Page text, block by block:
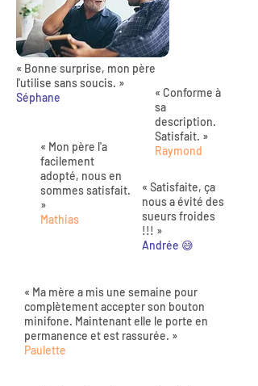
« Bonne surprise, mon père
l'utilise sans soucis. »
Séphane
« Mon père l'a
facilement
adopté, nous en
sommes satisfait.
»
Mathias
« Conforme à
sa
description.
Satisfait. »
Raymond
« Satisfaite, ça
nous a évité des
sueurs froides
!!! »
Andrée 😅
« Ma mère a mis une semaine pour
complètement accepter son bouton
minifone. Maintenant elle le porte en
permanence et est rassurée. »
Paulette